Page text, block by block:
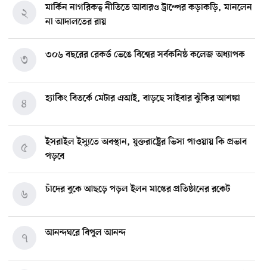
মার্কিন নাগরিকত্ব নীতিতে আবারও ট্রাম্পের কড়াকড়ি, মানলেন
না আদালতের রায়
২
৩০৬ বছরের রেকর্ড ভেঙে বিশ্বের সর্বকনিষ্ঠ কলেজ অধ্যাপক
৩
হ্যাকিং বিতর্কে মেটার এআই, বাড়ছে সাইবার ঝুঁকির আশঙ্কা
৪
ইসরাইল ইস্যুতে অবস্থান, যুক্তরাষ্ট্রের ভিসা পাওয়ায় কি প্রভাব
পড়বে
৫
চাঁদের বুকে আছড়ে পড়ল ইলন মাস্কের প্রতিষ্ঠানের রকেট
৬
আনন্দঘরে বিপুল আনন্দ
৭